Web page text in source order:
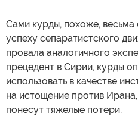
Сами курды, похоже, весьма
успеху сепаратистского
провала аналогичного
прецедент в Сирии, курды
использовать в качестве
на истощение против
понесут тяжелые потери.